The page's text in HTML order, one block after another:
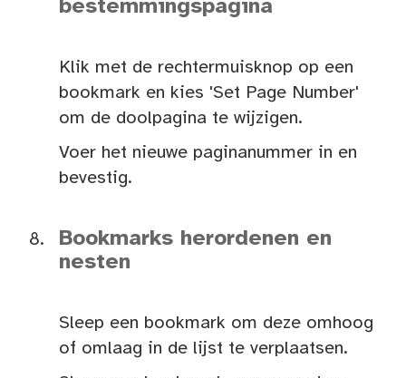
bestemmingspagina
Klik met de rechtermuisknop op een
bookmark en kies 'Set Page Number'
om de doolpagina te wijzigen.
Voer het nieuwe paginanummer in en
bevestig.
Bookmarks herordenen en
nesten
Sleep een bookmark om deze omhoog
of omlaag in de lijst te verplaatsen.